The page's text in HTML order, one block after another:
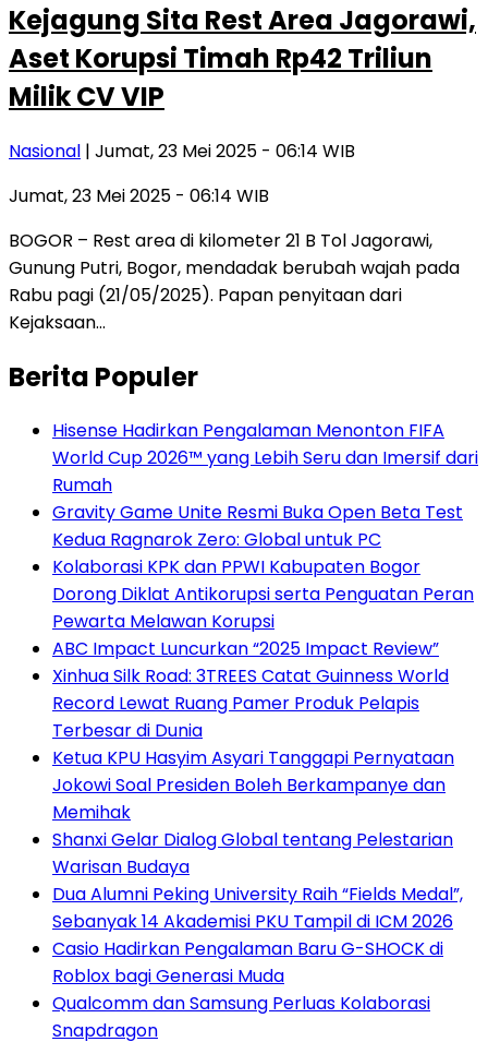
Kejagung Sita Rest Area Jagorawi,
Aset Korupsi Timah Rp42 Triliun
Milik CV VIP
Nasional | Jumat, 23 Mei 2025 - 06:14 WIB
Jumat, 23 Mei 2025 - 06:14 WIB
BOGOR – Rest area di kilometer 21 B Tol Jagorawi,
Gunung Putri, Bogor, mendadak berubah wajah pada
Rabu pagi (21/05/2025). Papan penyitaan dari
Kejaksaan…
Berita Populer
Hisense Hadirkan Pengalaman Menonton FIFA
World Cup 2026™ yang Lebih Seru dan Imersif dari
Rumah
Gravity Game Unite Resmi Buka Open Beta Test
Kedua Ragnarok Zero: Global untuk PC
Kolaborasi KPK dan PPWI Kabupaten Bogor
Dorong Diklat Antikorupsi serta Penguatan Peran
Pewarta Melawan Korupsi
ABC Impact Luncurkan “2025 Impact Review”
Xinhua Silk Road: 3TREES Catat Guinness World
Record Lewat Ruang Pamer Produk Pelapis
Terbesar di Dunia
Ketua KPU Hasyim Asyari Tanggapi Pernyataan
Jokowi Soal Presiden Boleh Berkampanye dan
Memihak
Shanxi Gelar Dialog Global tentang Pelestarian
Warisan Budaya
Dua Alumni Peking University Raih “Fields Medal”,
Sebanyak 14 Akademisi PKU Tampil di ICM 2026
Casio Hadirkan Pengalaman Baru G-SHOCK di
Roblox bagi Generasi Muda
Qualcomm dan Samsung Perluas Kolaborasi
Snapdragon